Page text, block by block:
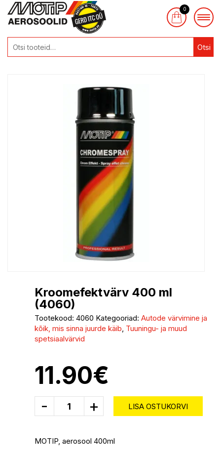
Otsi
0
Kroomefektvärv 400 ml
(4060)
Tootekood: 4060 Kategooriad: Autode värvimine ja
kõik, mis sinna juurde käib, Tuuningu- ja muud
spetsiaalvärvid
11.90€
- + LISA OSTUKORVI
MOTIP, aerosool 400ml